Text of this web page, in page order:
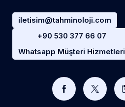
iletisim@tahminoloji.com
+90 530 377 66 07
Whatsapp Müşteri Hizmetleri